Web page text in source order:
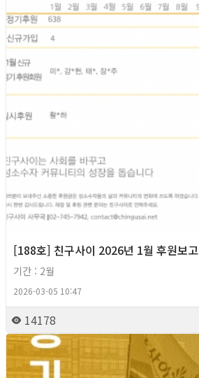
[188호] 친구사이 2026년 1월 후원보고
기간 : 2월
2026-03-05 10:47
14178